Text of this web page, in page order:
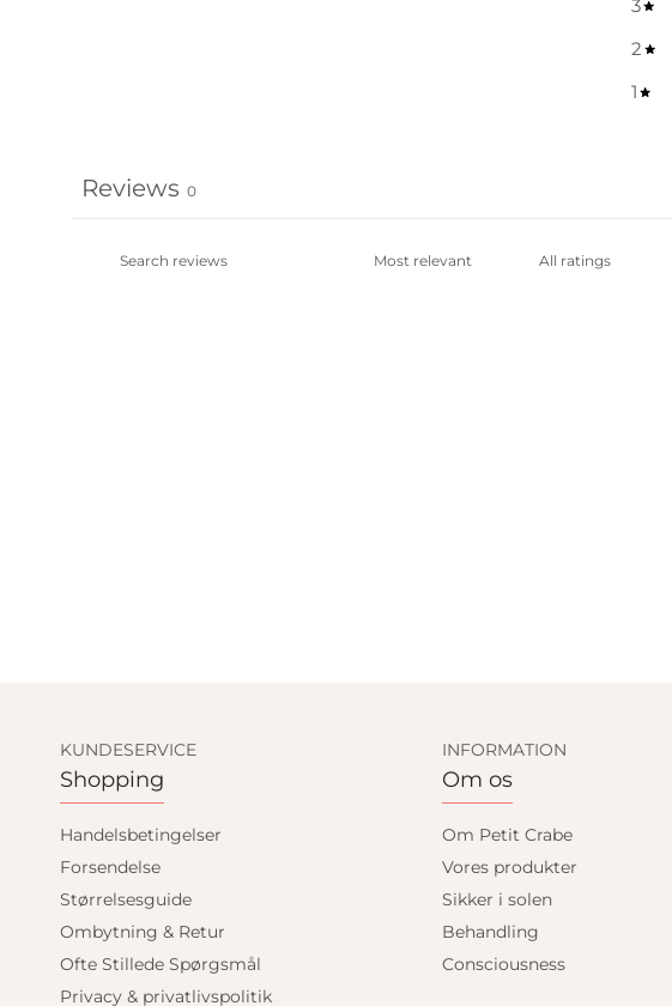
3
2
1
Reviews 0
KUNDESERVICE
Shopping
Handelsbetingelser
Forsendelse
Størrelsesguide
Ombytning & Retur
Ofte Stillede Spørgsmål
Privacy & privatlivspolitik
INFORMATION
Om os
Om Petit Crabe
Vores produkter
Sikker i solen
Behandling
Consciousness